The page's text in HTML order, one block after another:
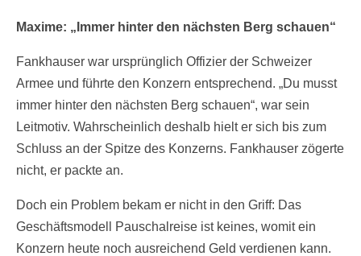
Maxime: „Immer hinter den nächsten Berg schauen“
Fankhauser war ursprünglich Offizier der Schweizer
Armee und führte den Konzern entsprechend. „Du musst
immer hinter den nächsten Berg schauen“, war sein
Leitmotiv. Wahrscheinlich deshalb hielt er sich bis zum
Schluss an der Spitze des Konzerns. Fankhauser zögerte
nicht, er packte an.
Doch ein Problem bekam er nicht in den Griff: Das
Geschäftsmodell Pauschalreise ist keines, womit ein
Konzern heute noch ausreichend Geld verdienen kann.